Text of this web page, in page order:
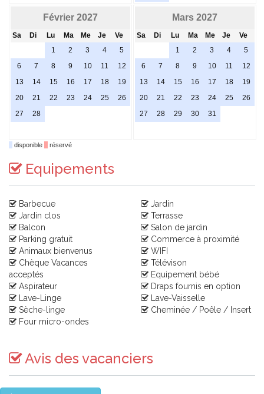
Février 2027
Sa Di Lu Ma Me Je
Ve
1
2 3 4
5
6
7 8 9 10 11
12
13
14 15 16 17 18
19
20
21 22 23 24 25
26
27
28
Mars 2027
Sa Di Lu Ma Me Je
Ve
1
2 3 4
5
6
7 8 9 10 11
12
13
14 15 16 17 18
19
20
21 22 23 24 25
26
27
28 29 30 31
disponible réservé
Equipements
Barbecue
Jardin
Jardin clos
Terrasse
Balcon
Salon de jardin
Parking gratuit
Commerce à proximité
Animaux bienvenus
WIFI
Chèque Vacances
acceptés
Télévison
Equipement bébé
Aspirateur
Draps fournis en option
Lave-Linge
Lave-Vaisselle
Sèche-linge
Cheminée / Poêle / Insert
Four micro-ondes
Avis des vacanciers